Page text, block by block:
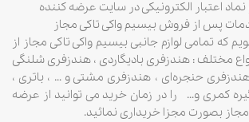
که تمامی لوازم جانبی بیسیم واکی تاکی مجاز از
مختلف : هندزفری بادیگاردی ، هندزفری شلنگی
حنجره‌ای ، هندزفری مشتی و … ، باتری ،
کمری و… را در زمان خرید می توانید از عرضه
بصورت مجزا خریداری نمائید.